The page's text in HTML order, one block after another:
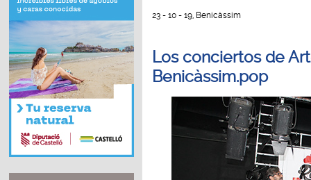
23 - 10 - 19, Benicàssim
Los conciertos de
Benicàssim.pop